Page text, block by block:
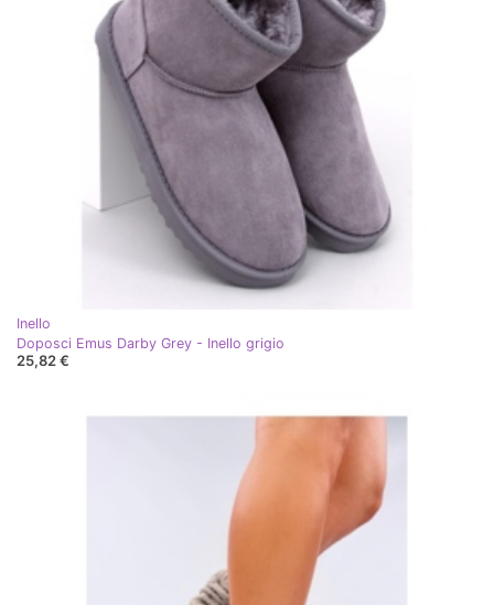
Inello
Doposci Emus Darby Grey - Inello grigio
25,82 €